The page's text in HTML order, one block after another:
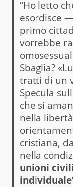
“Ho letto
esordisce
primo
vorrebbe
Sbaglia?
tratti di un
Specula
che si
nella
cristiana,
nella
unioni